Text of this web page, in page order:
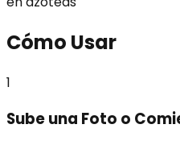
Cómo Usar
1
Sube una Foto o